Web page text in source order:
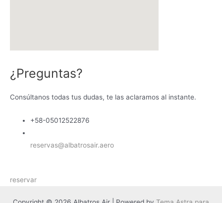
¿Preguntas?
Consúltanos todas tus dudas, te las aclaramos al instante.
+58-05012522876
reservas@albatrosair.aero
reservar